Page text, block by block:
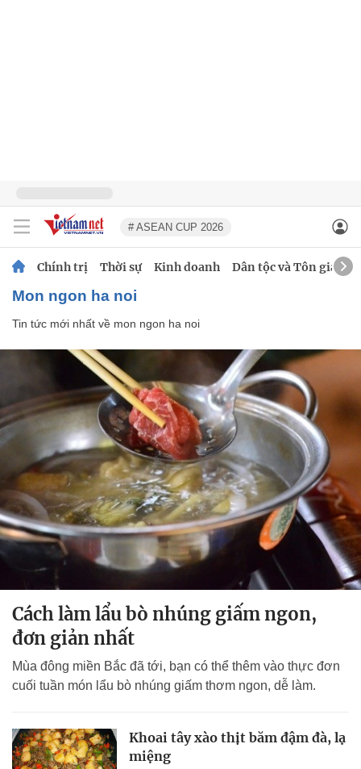
# ASEAN CUP 2026
Chính trị Thời sự Kinh doanh Dân tộc và Tôn giáo
mon ngon ha noi
Tin tức mới nhất về mon ngon ha noi
Cách làm lẩu bò nhúng giấm ngon,
đơn giản nhất
Mùa đông miền Bắc đã tới, bạn có thể thêm vào thực đơn
cuối tuần món lẩu bò nhúng giấm thơm ngon, dễ làm.
Khoai tây xào thịt băm đậm đà, lạ
miệng